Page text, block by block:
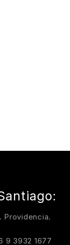
Providencia.
9 3932 1677